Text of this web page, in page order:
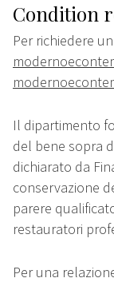
Condition
Per richiedere
Il dipartimento
del bene sopra
dichiarato da
conservazione
parere
restauratori
Per una